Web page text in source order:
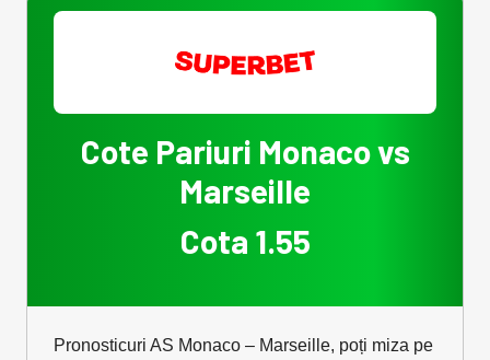
Cote Pariuri Monaco vs
Marseille
Cota 1.55
Pronosticuri AS Monaco – Marseille, poți miza pe